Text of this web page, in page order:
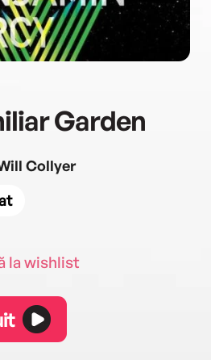
Garden
Collyer
la wishlist